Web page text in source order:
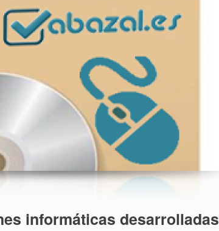
informáticas desarrolladas